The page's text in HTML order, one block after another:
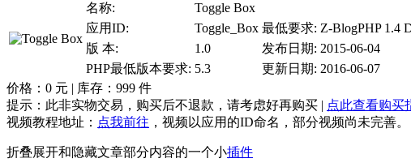
名称:
Toggle Box
应用ID:
Toggle_Box 最低要求: Z-BlogPHP 1.4
版 本:
1.0 发布日期: 2015-06-04
PHP最低版本要求: 5.3 更新日期: 2016-06-07
价格： 0 元 | 库存： 999 件
提示：此非实物交易，购买后不退款，请考虑好再购买 | 点此查看购买
视频教程地址： 点我前往 ，视频以应用的ID命名，部分视频尚未完善。
折叠展开和隐藏文章部分内容的一个小插件